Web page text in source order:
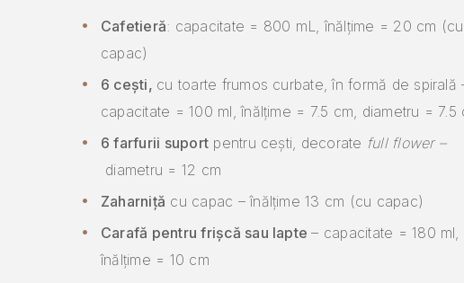
Cafetieră: capacitate = 800 mL, înălțime = 20 cm (cu
capac)
6 cești, cu toarte frumos curbate, în formă de spirală
capacitate = 100 ml, înălțime = 7.5 cm, diametru = 7.5
6 farfurii suport pentru cești, decorate full flower –
diametru = 12 cm
Zaharniță cu capac – înălțime 13 cm (cu capac)
Carafă pentru frișcă sau lapte– capacitate = 180 ml,
înălțime = 10 cm